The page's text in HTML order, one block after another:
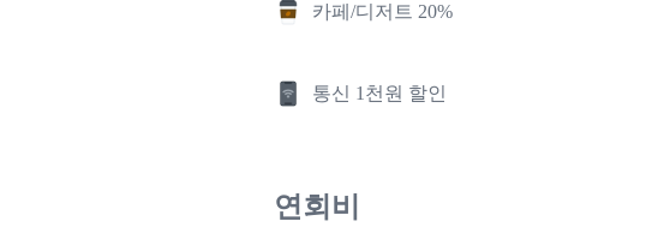
카페/디저트 20%
통신 1천원 할인
연회비